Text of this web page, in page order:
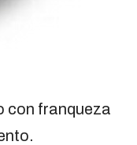
con franqueza